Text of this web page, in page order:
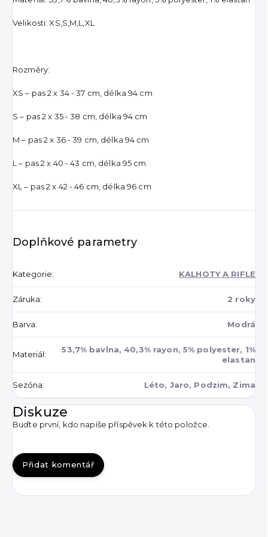
Velikosti: XS,S,M,L,XL
Rozměry:
XS – pas 2 x 34 - 37 cm, délka 94 cm
S – pas 2 x 35 - 38 cm, délka 94 cm
M – pas 2 x 36 - 39 cm, délka 94 cm
L – pas 2 x 40 - 43 cm, délka 95 cm
XL – pas 2 x 42 - 46 cm, délka 96 cm
Doplňkové parametry
Kategorie: KALHOTY A RIFLE
Záruka: 2 roky
Barva: Modrá
Materiál:
53,7% bavlna, 40,3% rayon, 5% polyester, 1%
elastan
Sezóna: Léto, Jaro, Podzim, Zima
Diskuze
Buďte první, kdo napíše příspěvek k této položce.
Přidat komentář